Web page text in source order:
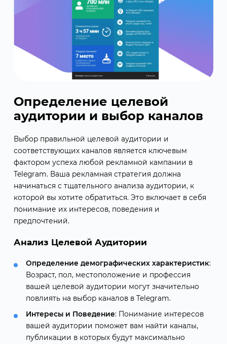
Определение целевой
аудитории и выбор каналов
Выбор правильной целевой аудитории и
соответствующих каналов является ключевым
фактором успеха любой рекламной кампании в
Telegram. Ваша рекламная стратегия должна
начинаться с тщательного анализа аудитории, к
которой вы хотите обратиться. Это включает в себя
понимание их интересов, поведения и
предпочтений.
Анализ Целевой Аудитории
Определение демографических характеристик:
Возраст, пол, местоположение и профессия
вашей целевой аудитории могут значительно
повлиять на выбор каналов в Telegram.
Интересы и Поведение: Понимание интересов
вашей аудитории поможет вам найти каналы,
публикации в которых будут максимально